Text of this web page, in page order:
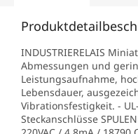
INDUSTRIERELAIS
Abmessungen und
Leistungsaufnahme,
Lebensdauer,
Vibrationsfestigkeit. -
Steckanschlüsse